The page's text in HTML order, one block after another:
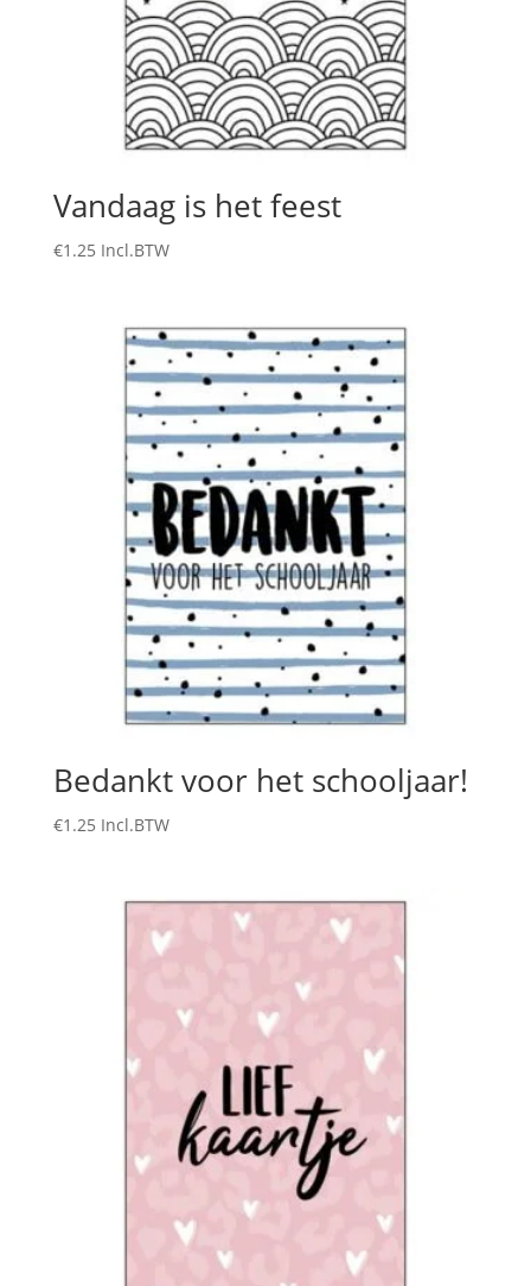
Vandaag is het feest
€1.25 Incl.BTW
Bedankt voor het schooljaar!
€1.25 Incl.BTW